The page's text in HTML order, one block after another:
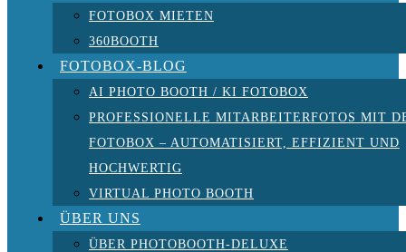
FOTOBOX MIETEN
360BOOTH
FOTOBOX-BLOG
AI PHOTO BOOTH / KI FOTOBOX
PROFESSIONELLE MITARBEITERFOTOS MIT
FOTOBOX – AUTOMATISIERT, EFFIZIENT UND
HOCHWERTIG
VIRTUAL PHOTO BOOTH
ÜBER UNS
ÜBER PHOTOBOOTH-DELUXE